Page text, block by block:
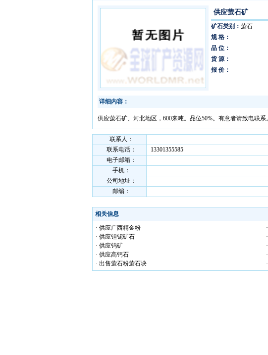
供应萤石矿
矿石类别： 萤石
规 格：
品 位：
货 源：
报 价：
详细内容：
供应萤石矿、河北地区，600来吨。品位50%。有意者请致电联系
联系人：
联系电话：
13301355585
电子邮箱：
手机：
公司地址：
邮编：
相关信息
· 供应广西精金粉
· 供应钽铌矿石
· 供应钨矿
· 供应高钙石
· 出售萤石粉萤石块